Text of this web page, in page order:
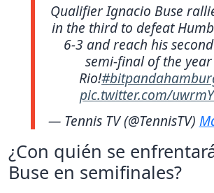
Qualifier Ignacio Buse
in the third to defeat
6-3 and reach his
semi-final of the
Rio!
pic.twitter.com/
— Tennis TV (@TennisTV)
¿Con quién se
Buse en semifinales?